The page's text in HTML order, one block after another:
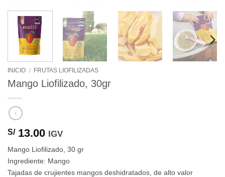
INICIO / FRUTAS LIOFILIZADAS
Mango Liofilizado, 30gr
S/13.00 IGV
Mango Liofilizado, 30 gr
Ingrediente: Mango
Tajadas de crujientes mangos deshidratados, de alto valor